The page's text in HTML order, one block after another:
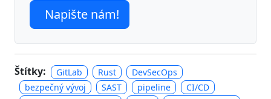
Napište nám!
Štítky: GitLab Rust
DevSecOps
bezpečný vývoj
SAST pipeline
CI/CD